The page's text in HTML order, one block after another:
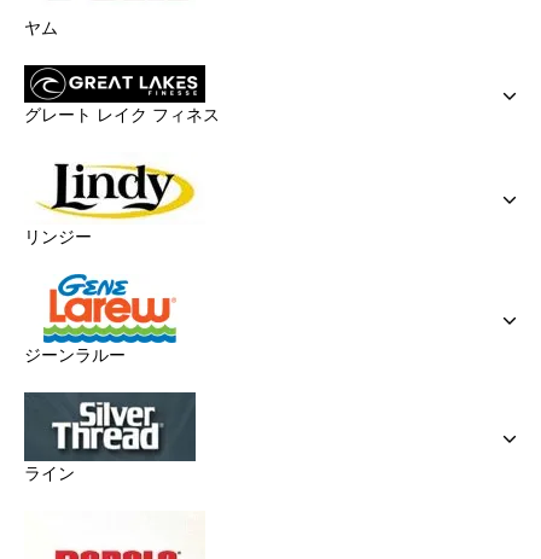
ヤム
グレート レイク フィネス
リンジー
ジーンラルー
ライン